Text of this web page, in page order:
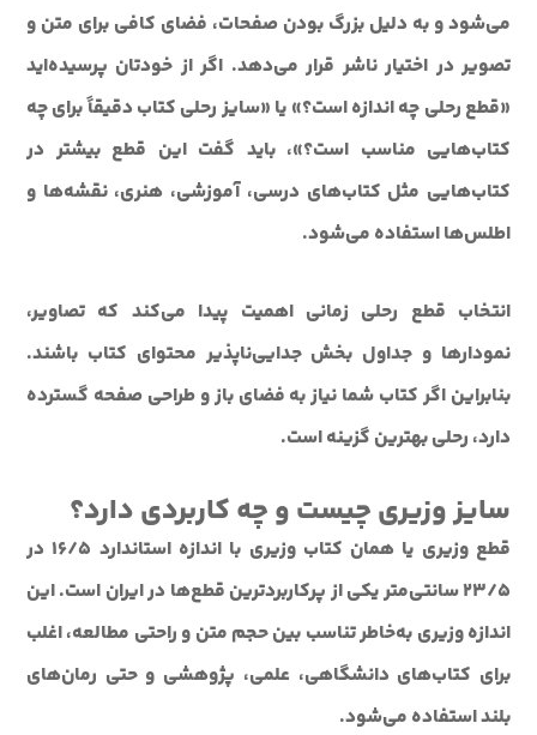
می‌شود و به دلیل بزرگ بودن صفحات، فضای کافی برای متن و
تصویر در اختیار ناشر قرار می‌دهد. اگر از خودتان پرسیده‌اید
«قطع رحلی چه اندازه است؟» یا «سایز رحلی کتاب دقیقاً برای چه
کتاب‌هایی مناسب است؟»، باید گفت این قطع بیشتر در
کتاب‌هایی مثل کتاب‌های درسی، آموزشی، هنری، نقشه‌ها و
اطلس‌ها استفاده می‌شود.
انتخاب قطع رحلی زمانی اهمیت پیدا می‌کند که تصاویر،
نمودارها و جداول بخش جدایی‌ناپذیر محتوای کتاب باشند.
بنابراین اگر کتاب شما نیاز به فضای باز و طراحی صفحه گسترده
دارد، رحلی بهترین گزینه است.
سایز وزیری چیست و چه کاربردی دارد؟
قطع وزیری یا همان کتاب وزیری با اندازه استاندارد ۱۶/۵ در
۲۳/۵ سانتی‌متر یکی از پرکاربردترین قطع‌ها در ایران است. این
اندازه وزیری به‌خاطر تناسب بین حجم متن و راحتی مطالعه، اغلب
برای کتاب‌های دانشگاهی، علمی، پژوهشی و حتی رمان‌های
بلند استفاده می‌شود.